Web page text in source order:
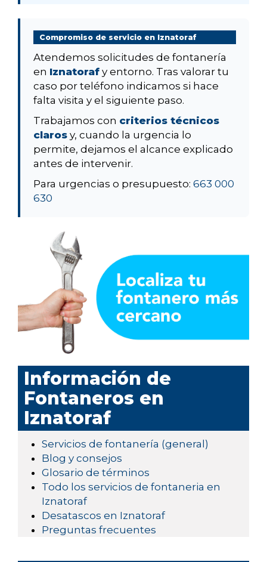
Compromiso de servicio en Iznatoraf
Atendemos solicitudes de fontanería
en Iznatoraf y entorno. Tras valorar tu
caso por teléfono indicamos si hace
falta visita y el siguiente paso.
Trabajamos con criterios técnicos
claros y, cuando la urgencia lo
permite, dejamos el alcance explicado
antes de intervenir.
Para urgencias o presupuesto: 663 000
630
Información de
Fontaneros en
Iznatoraf
Servicios de fontanería (general)
Blog y consejos
Glosario de términos
Todo los servicios de fontaneria en
Iznatoraf
Desatascos en Iznatoraf
Preguntas frecuentes